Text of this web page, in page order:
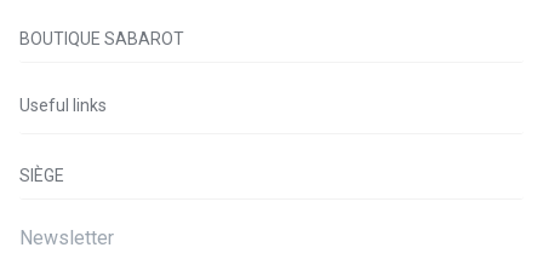
BOUTIQUE SABAROT
Useful links
SIÈGE
Newsletter